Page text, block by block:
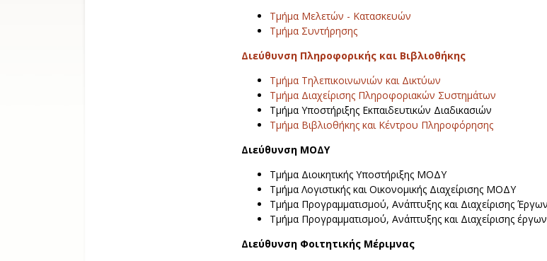
Τμήμα Μελετών - Κατασκευών
Τμήμα Συντήρησης
Διεύθυνση Πληροφορικής και Βιβλιοθήκης
Τμήμα Τηλεπικοινωνιών και Δικτύων
Τμήμα Διαχείρισης Πληροφοριακών Συστημάτων
Τμήμα Υποστήριξης Εκπαιδευτικών Διαδικασιών
Τμήμα Βιβλιοθήκης και Κέντρου Πληροφόρησης
Διεύθυνση ΜΟΔΥ
Τμήμα Διοικητικής Υποστήριξης ΜΟΔΥ
Τμήμα Λογιστικής και Οικονομικής Διαχείρισης ΜΟΔΥ
Τμήμα Προγραμματισμού, Ανάπτυξης και Διαχείρισης Έργων
Τμήμα Προγραμματισμού, Ανάπτυξης και Διαχείρισης
Διεύθυνση Φοιτητικής Μέριμνας